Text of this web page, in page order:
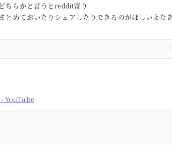
ちらかと言うとreddit寄り
とめておいたりシェアしたりできるのがほしいよな
YouTube